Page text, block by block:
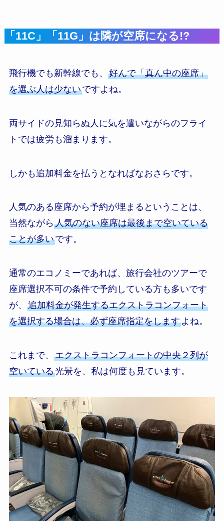
「11C」「11G」は隣が空席になる!?
飛行機でも新幹線でも、 好んで「真ん中の座席」
を選ぶ人は少ないですよね。
両サイドの見知らぬ人に気を遣いながらのフライ
トでは疲労も溜まります。
しかも追加料金を払うとなればなおさらです。
人気のある座席から予約が埋まるということは、
当然ながら人気のない座席は最後まで空いている
ことが多いです。
通常のエコノミーであれば、旅行会社のツアーで
座席選択不可の条件で予約している方も多いです
が、 追加料金が発生するエクストラコンフォート
を選択する場合は、必ず座席指定をしますよね。
これまで、 エクストラコンフォートの中央２列が
空いている光景を、私は何度も見ています。